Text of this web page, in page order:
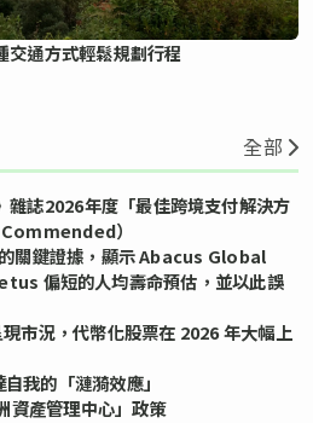
交通方式輕鬆規劃行程
全部
雜誌2026年度「最佳跨境支付解決方
）
關鍵證據，顯示 Abacus Global
偏短的人均壽命預估，並以此誤
市況，代幣化股票在 2026 年大幅上
我的「漣漪效應」
產管理中心」政策